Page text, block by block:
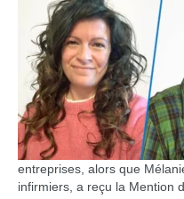
entreprises, alors que
infirmiers, a reçu la Mention